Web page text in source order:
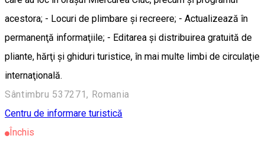
acestora; - Locuri de plimbare şi recreere; - Actualizează în
permanenţă informaţiile; - Editarea şi distribuirea gratuită de
pliante, hărţi şi ghiduri turistice, în mai multe limbi de circulaţie
internaţională.
Sântimbru 537271, Romania
Centru de informare turistică
Închis